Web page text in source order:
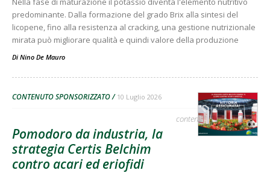
predominante. Dalla formazione del grado Brix alla sintesi del
licopene, fino alla resistenza al cracking, una gestione nutrizionale
mirata può migliorare qualità e quindi valore della produzione
Di Nino De Mauro
CONTENUTO SPONSORIZZATO 10 Luglio 2026
contenuto sponsorizzato
Pomodoro da industria, la
strategia Certis Belchim
contro acari ed eriofidi